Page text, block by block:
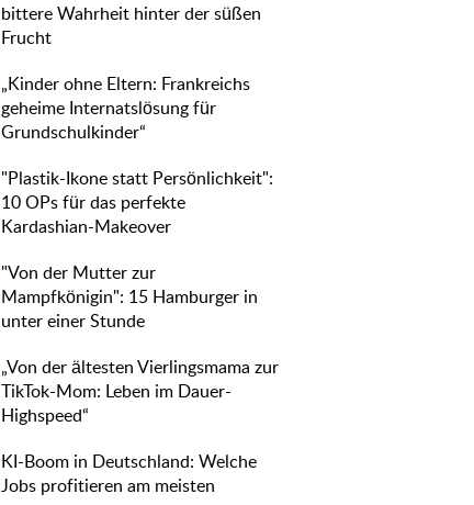
bittere Wahrheit hinter der süßen
Frucht
„Kinder ohne Eltern: Frankreichs
geheime Internatslösung für
Grundschulkinder“
"Plastik-Ikone statt Persönlichkeit":
10 OPs für das perfekte
Kardashian-Makeover
"Von der Mutter zur
Mampfkönigin": 15 Hamburger in
unter einer Stunde
„Von der ältesten Vierlingsmama zur
TikTok-Mom: Leben im Dauer-
Highspeed“
KI-Boom in Deutschland: Welche
Jobs profitieren am meisten